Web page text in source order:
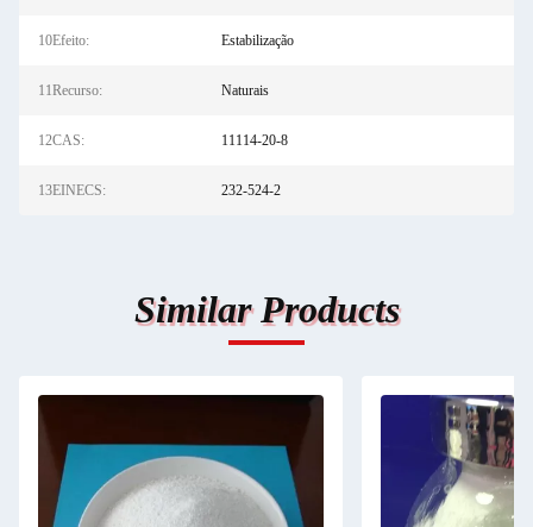
10Efeito: Estabilização
11Recurso: Naturais
12CAS: 11114-20-8
13EINECS: 232-524-2
Similar Products